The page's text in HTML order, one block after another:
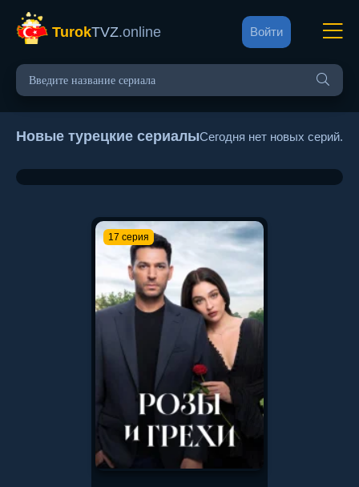
TurokTVZ.online Войти
Новые турецкие сериалыСегодня нет новых серий.
17 серия